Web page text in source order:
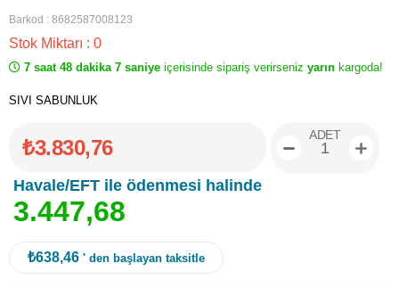
Barkod : 8682587008123
Stok Miktarı : 0
7 saat 48 dakika 7 saniye içerisinde sipariş verirseniz yarın kargoda!
SIVI SABUNLUK
₺3.830,76
Havale/EFT ile ödenmesi halinde
3.447,68
ADET
₺638,46 ' den başlayan taksitle